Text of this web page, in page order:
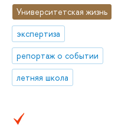
Университетская жизнь
экспертиза
репортаж о событии
летняя школа